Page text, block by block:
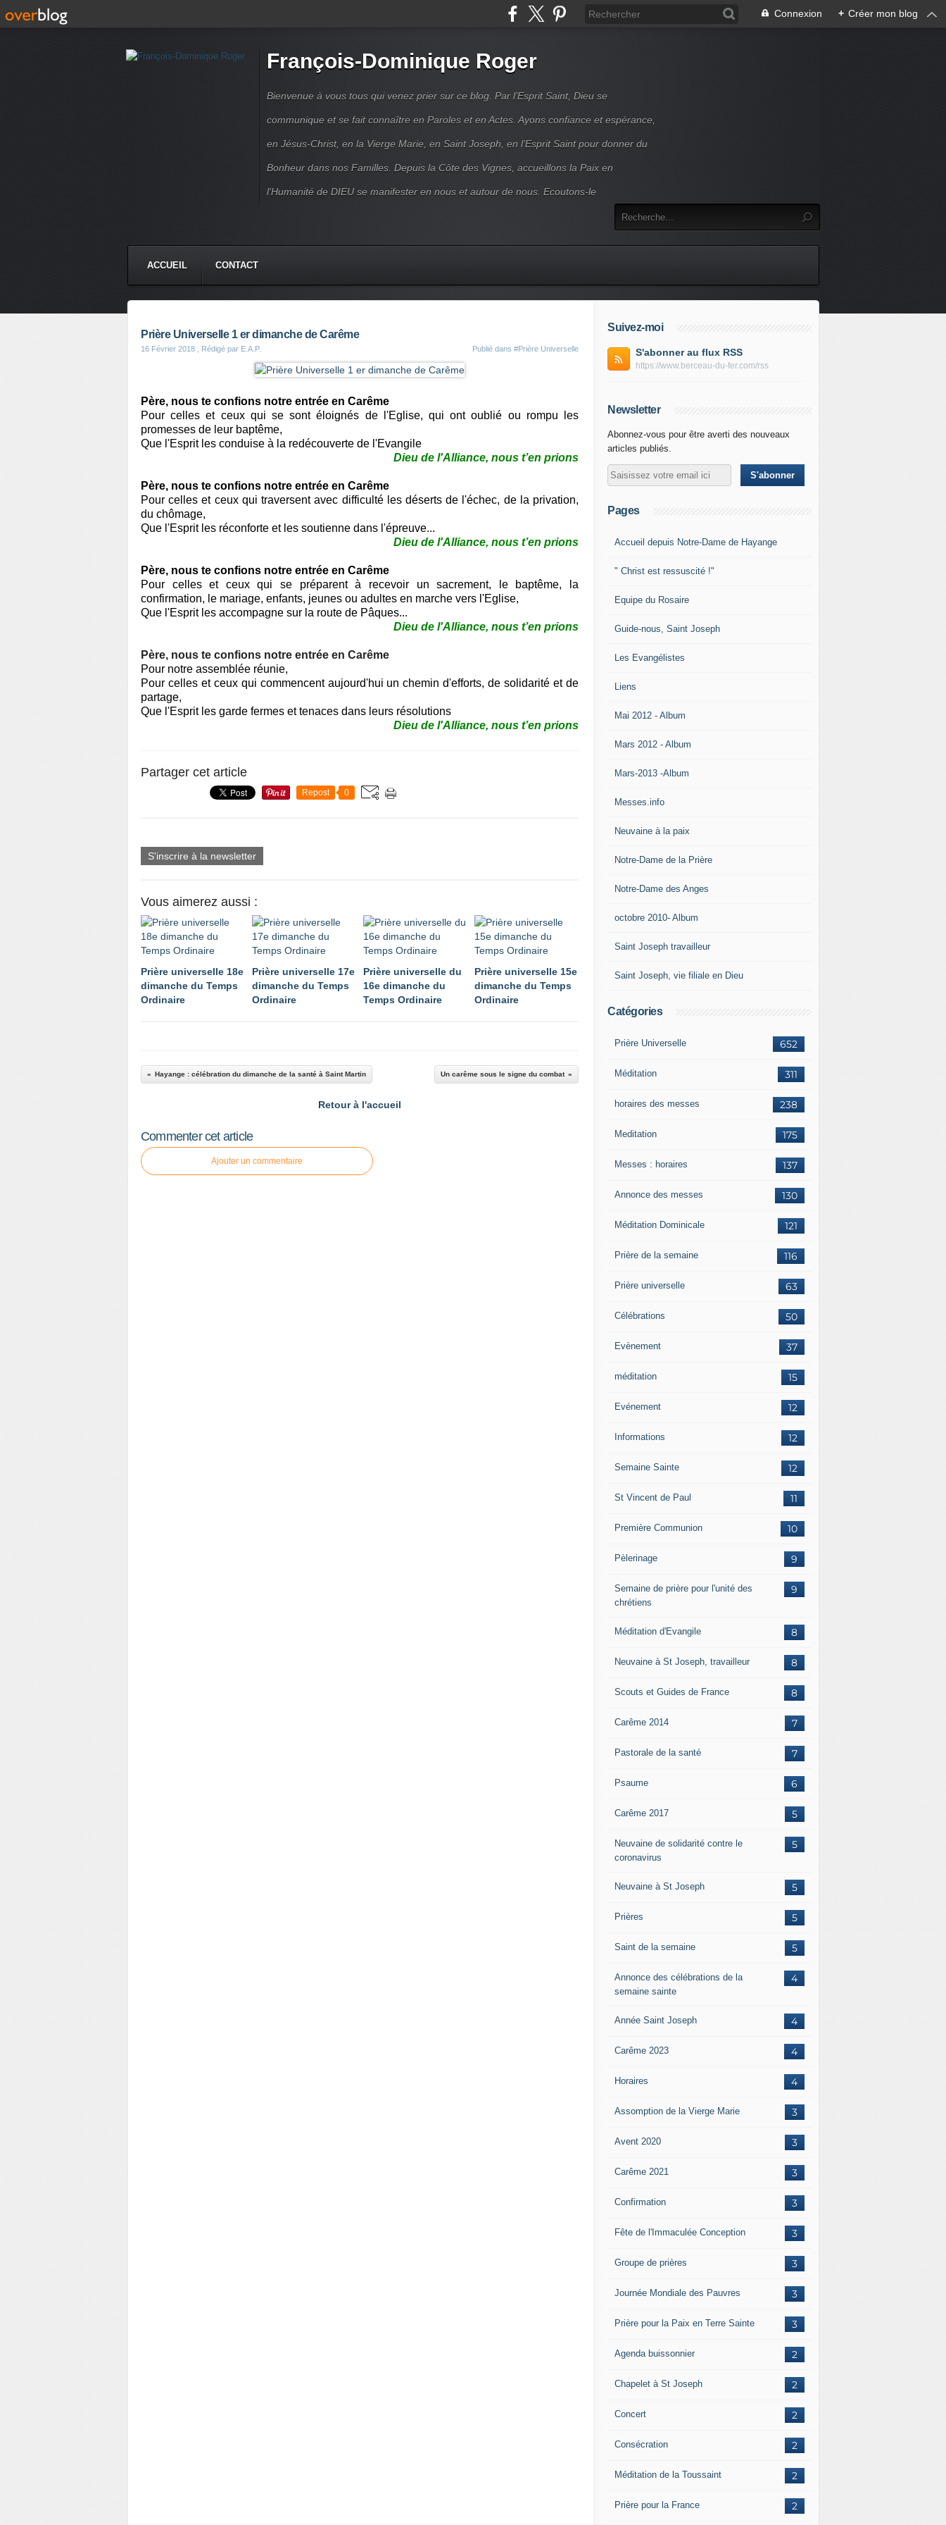
Connexion + Créer mon blog
François-Dominique Roger
Bienvenue à vous tous qui venez prier sur ce blog. Par l’Esprit Saint, Dieu se
communique et se fait connaître en Paroles et en Actes. Ayons confiance et espérance,
en Jésus-Christ, en la Vierge Marie, en Saint Joseph, en l’Esprit Saint pour donner du
Bonheur dans nos Familles. Depuis la Côte des Vignes, accueillons la Paix en
l'Humanité de DIEU se manifester en nous et autour de nous. Ecoutons-le
ACCUEIL CONTACT
Prière Universelle 1 er dimanche de Carême
16 Février 2018 , Rédigé par E.A.P. Publié dans #Prière Universelle
Père, nous te confions notre entrée en Carême
Pour celles et ceux qui se sont éloignés de l'Eglise, qui ont oublié ou rompu les
promesses de leur baptême,
Que l'Esprit les conduise à la redécouverte de l'Evangile
Dieu de l'Alliance, nous t’en prions
Père, nous te confions notre entrée en Carême
Pour celles et ceux qui traversent avec difficulté les déserts de l'échec, de la privation,
du chômage,
Que l'Esprit les réconforte et les soutienne dans l'épreuve...
Dieu de l'Alliance, nous t’en prions
Père, nous te confions notre entrée en Carême
Pour celles et ceux qui se préparent à recevoir un sacrement, le baptême, la
confirmation, le mariage, enfants, jeunes ou adultes en marche vers l'Eglise,
Que l'Esprit les accompagne sur la route de Pâques...
Dieu de l'Alliance, nous t’en prions
Père, nous te confions notre entrée en Carême
Pour notre assemblée réunie,
Pour celles et ceux qui commencent aujourd'hui un chemin d'efforts, de solidarité et de
partage,
Que l'Esprit les garde fermes et tenaces dans leurs résolutions
Dieu de l'Alliance, nous t’en prions
Partager cet article
Repost 0
S'inscrire à la newsletter
Vous aimerez aussi :
Prière universelle 18e
dimanche du Temps
Ordinaire
Prière universelle 17e
dimanche du Temps
Ordinaire
Prière universelle du
16e dimanche du
Temps Ordinaire
Prière universelle 15e
dimanche du Temps
Ordinaire
Hayange : célébration du dimanche de la santé à Saint Martin Un carême sous le signe du combat
Retour à l'accueil
Commenter cet article
Ajouter un commentaire
Suivez-moi
S'abonner au flux RSS
https://www.berceau-du-fer.com/rss
Newsletter
Abonnez-vous pour être averti des nouveaux
articles publiés.
Pages
Accueil depuis Notre-Dame de Hayange
" Christ est ressuscité !"
Equipe du Rosaire
Guide-nous, Saint Joseph
Les Evangélistes
Liens
Mai 2012 - Album
Mars 2012 - Album
Mars-2013 -Album
Messes.info
Neuvaine à la paix
Notre-Dame de la Prière
Notre-Dame des Anges
octobre 2010- Album
Saint Joseph travailleur
Saint Joseph, vie filiale en Dieu
Catégories
652
Prière Universelle
311
Méditation
238
horaires des messes
175
Meditation
137
Messes : horaires
130
Annonce des messes
121
Méditation Dominicale
116
Prière de la semaine
63
Prière universelle
50
Célébrations
37
Evènement
15
méditation
12
Evénement
12
Informations
12
Semaine Sainte
11
St Vincent de Paul
10
Première Communion
9
Pèlerinage
9
Semaine de prière pour l'unité des
chrétiens
8
Méditation d'Evangile
8
Neuvaine à St Joseph, travailleur
8
Scouts et Guides de France
7
Carême 2014
7
Pastorale de la santé
6
Psaume
5
Carême 2017
5
Neuvaine de solidarité contre le
coronavirus
5
Neuvaine à St Joseph
5
Prières
5
Saint de la semaine
4
Annonce des célébrations de la
semaine sainte
4
Année Saint Joseph
4
Carême 2023
4
Horaires
3
Assomption de la Vierge Marie
3
Avent 2020
3
Carême 2021
3
Confirmation
3
Fête de l'Immaculée Conception
3
Groupe de prières
3
Journée Mondiale des Pauvres
3
Prière pour la Paix en Terre Sainte
2
Agenda buissonnier
2
Chapelet à St Joseph
2
Concert
2
Consécration
2
Méditation de la Toussaint
2
Prière pour la France